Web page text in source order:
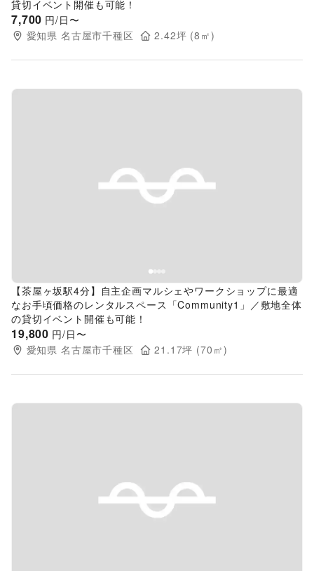
貸切イベント開催も可能！
7,700 円/日〜
愛知県 名古屋市千種区 2.42坪 (8 ㎡)
Previous slide
【茶屋ヶ坂駅4分】自主企画マルシェやワークショップに最適
なお手頃価格のレンタルスペース「Community1」／敷地全体
の貸切イベント開催も可能！
19,800 円/日〜
愛知県 名古屋市千種区 21.17坪 (70 ㎡)
Previous slide